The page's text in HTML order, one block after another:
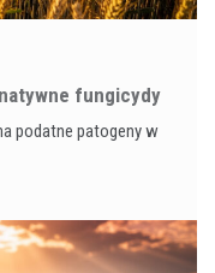
fungicydy
podatne patogeny w